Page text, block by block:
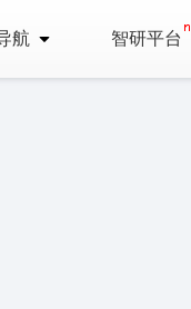
航 智研平台